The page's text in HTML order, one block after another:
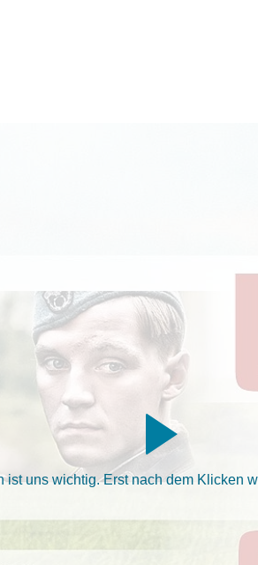
ist uns wichtig. Erst nach dem Klicken